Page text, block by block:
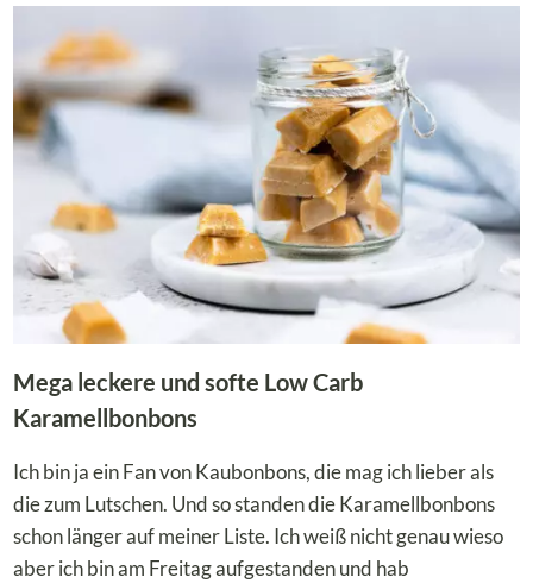
ICOTTA-A
IT B
EEREN
Mega leckere und softe Low Carb
Karamellbonbons
Ich bin ja ein Fan von Kaubonbons, die mag ich lieber als
die zum Lutschen. Und so standen die Karamellbonbons
schon länger auf meiner Liste. Ich weiß nicht genau wieso
aber ich bin am Freitag aufgestanden und hab